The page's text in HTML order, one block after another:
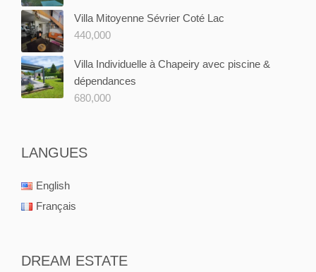
Villa Mitoyenne Sévrier Coté Lac
440,000
Villa Individuelle à Chapeiry avec piscine &
dépendances
680,000
LANGUES
English
Français
DREAM ESTATE